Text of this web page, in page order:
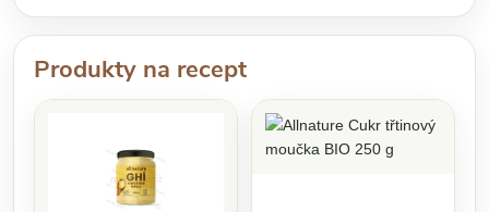
Produkty na recept